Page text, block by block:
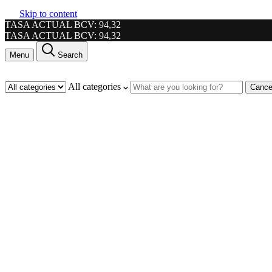
Skip to content
TASA ACTUAL BCV: 94,32
TASA ACTUAL BCV: 94,32
Menu Search
All categories